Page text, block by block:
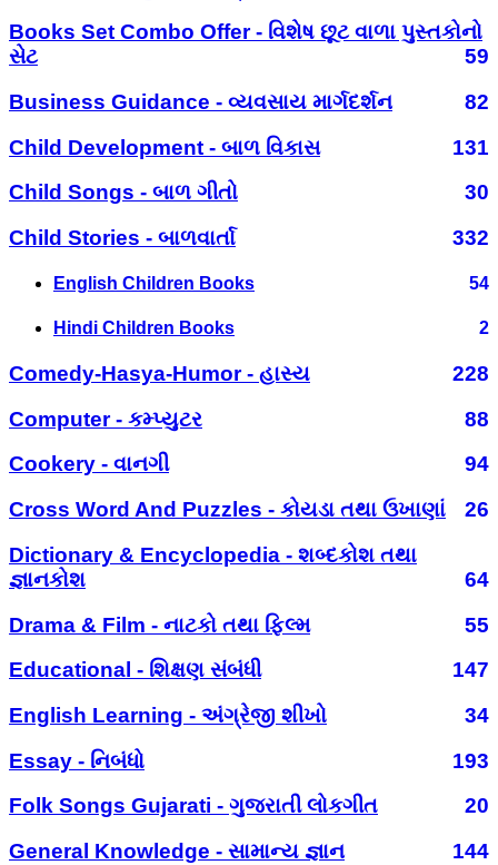
Books Set Combo Offer - વિશેષ છૂટ વાળા પુસ્તકોનો
સેટ
59
Business Guidance - વ્યવસાય માર્ગદર્શન
82
Child Development - બાળ વિકાસ
131
Child Songs - બાળ ગીતો
30
Child Stories - બાળવાર્તા
332
English Children Books 54
Hindi Children Books 2
Comedy-Hasya-Humor - હાસ્ય
228
Computer - કમ્પ્યુટર
88
Cookery - વાનગી
94
Cross Word And Puzzles - કોયડા તથા ઉખાણાં
26
Dictionary & Encyclopedia - શબ્દકોશ તથા
જ્ઞાનકોશ
64
Drama & Film - નાટકો તથા ફિલ્મ
55
Educational - શિક્ષણ સંબંધી
147
English Learning - અંગ્રેજી શીખો
34
Essay - નિબંધો
193
Folk Songs Gujarati - ગુજરાતી લોકગીત
20
General Knowledge - સામાન્ય જ્ઞાન
144